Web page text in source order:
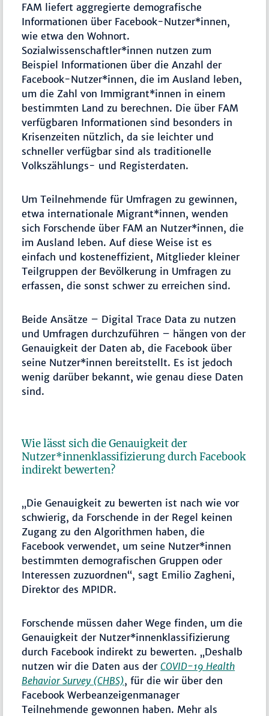
FAM liefert aggregierte demografische
Informationen über Facebook-Nutzer*innen,
wie etwa den Wohnort.
Sozialwissenschaftler*innen nutzen zum
Beispiel Informationen über die Anzahl der
Facebook-Nutzer*innen, die im Ausland leben,
um die Zahl von Immigrant*innen in einem
bestimmten Land zu berechnen. Die über FAM
verfügbaren Informationen sind besonders in
Krisenzeiten nützlich, da sie leichter und
schneller verfügbar sind als traditionelle
Volkszählungs- und Registerdaten.
Um Teilnehmende für Umfragen zu gewinnen,
etwa internationale Migrant*innen, wenden
sich Forschende über FAM an Nutzer*innen, die
im Ausland leben. Auf diese Weise ist es
einfach und kosteneffizient, Mitglieder kleiner
Teilgruppen der Bevölkerung in Umfragen zu
erfassen, die sonst schwer zu erreichen sind.
Beide Ansätze – Digital Trace Data zu nutzen
und Umfragen durchzuführen – hängen von der
Genauigkeit der Daten ab, die Facebook über
seine Nutzer*innen bereitstellt. Es ist jedoch
wenig darüber bekannt, wie genau diese Daten
sind.
Wie lässt sich die Genauigkeit der
Nutzer*innenklassifizierung durch Facebook
indirekt bewerten?
„Die Genauigkeit zu bewerten ist nach wie vor
schwierig, da Forschende in der Regel keinen
Zugang zu den Algorithmen haben, die
Facebook verwendet, um seine Nutzer*innen
bestimmten demografischen Gruppen oder
Interessen zuzuordnen“, sagt Emilio Zagheni,
Direktor des MPIDR.
Forschende müssen daher Wege finden, um die
Genauigkeit der Nutzer*innenklassifizierung
durch Facebook indirekt zu bewerten. „Deshalb
nutzen wir die Daten aus derCOVID-19 Health
Behavior Survey (CHBS), für die wir über den
Facebook Werbeanzeigenmanager
Teilnehmende gewonnen haben. Mehr als